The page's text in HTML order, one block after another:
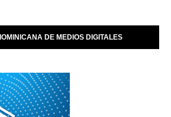
DE MEDIOS DIGITALES